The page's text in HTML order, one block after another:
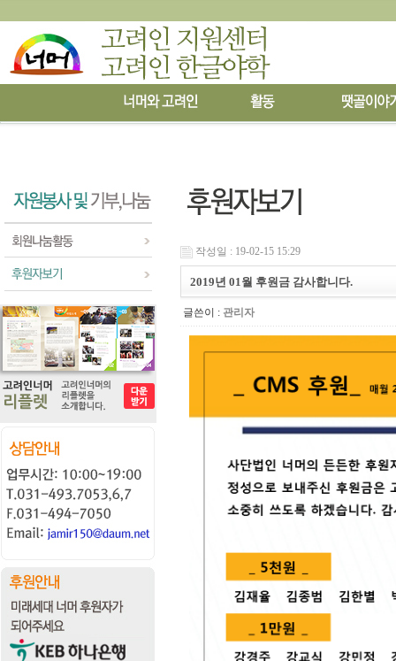
작성일 : 19-02-15 15:29
2019년 01월 후원금 감사합니다.
글쓴이 : 관리자